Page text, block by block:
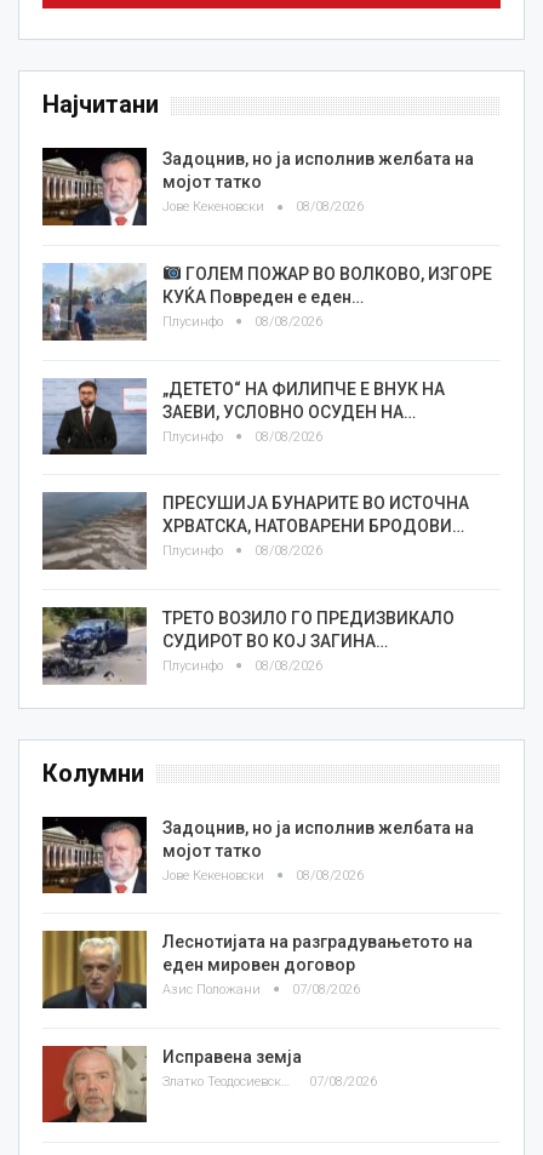
Најчитани
Задоцнив, но ја исполнив желбата на
мојот татко
Јове Кекеновски 08/08/2026
ГОЛЕМ ПОЖАР ВО ВОЛКОВО, ИЗГОРЕ
КУЌА Повреден е еден…
Плусинфо 08/08/2026
„ДЕТЕТО“ НА ФИЛИПЧЕ Е ВНУК НА
ЗАЕВИ, УСЛОВНО ОСУДЕН НА…
Плусинфо 08/08/2026
ПРЕСУШИЈА БУНАРИТЕ ВО ИСТОЧНА
ХРВАТСКА, НАТОВАРЕНИ БРОДОВИ…
Плусинфо 08/08/2026
ТРЕТО ВОЗИЛО ГО ПРЕДИЗВИКАЛО
СУДИРОТ ВО КОЈ ЗАГИНА…
Плусинфо 08/08/2026
Колумни
Задоцнив, но ја исполнив желбата на
мојот татко
Јове Кекеновски 08/08/2026
Леснотијата на разградувањетото на
еден мировен договор
Азис Положани 07/08/2026
Исправена земја
Златко Теодосиевски 07/08/2026